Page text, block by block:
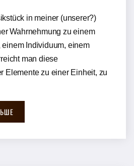
in meiner (unserer?)
Wahrnehmung zu einem
einem Individuum, einem
man diese
Elemente zu einer Einheit, zu